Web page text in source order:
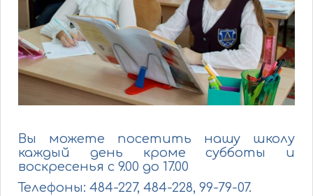
Вы можете посетить нашу школу
каждый день кроме субботы и
воскресенья с 9.00 до 17.00
Телефоны: 484-227, 484-228, 99-79-07.